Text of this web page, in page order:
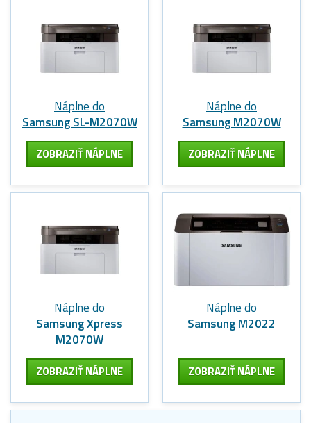
Náplne do
Samsung SL-M2070W
ZOBRAZIŤ NÁPLNE
Náplne do
Samsung M2070W
ZOBRAZIŤ NÁPLNE
Náplne do
Samsung Xpress
M2070W
ZOBRAZIŤ NÁPLNE
Náplne do
Samsung M2022
ZOBRAZIŤ NÁPLNE